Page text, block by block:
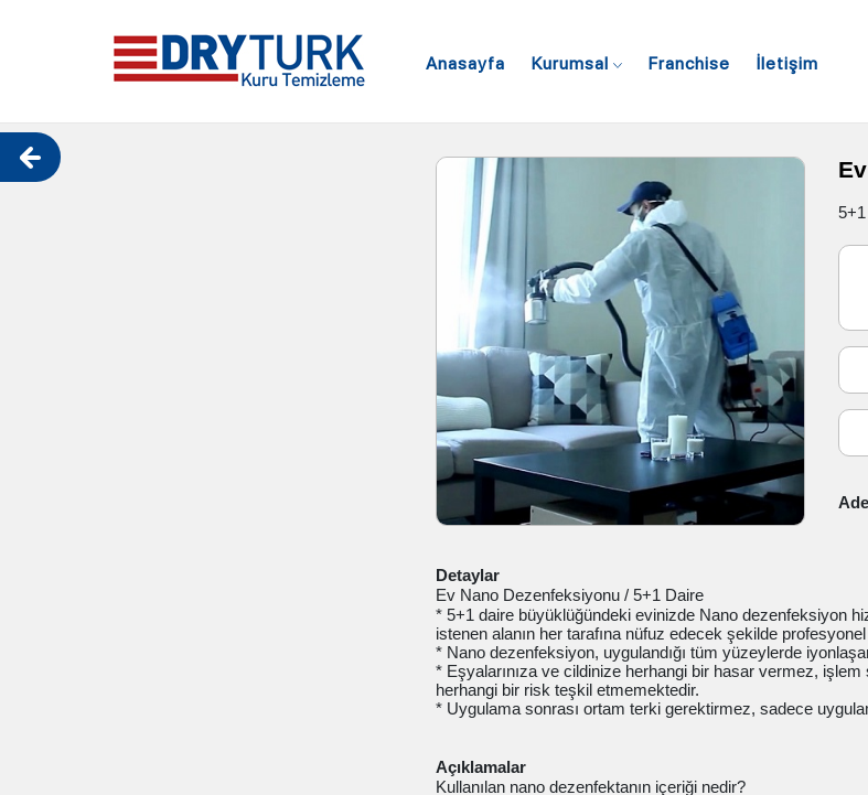
Anasayfa Kurumsal Franchise İletişim
Detaylar
Ev Nano Dezenfeksiyonu / 5+1 Daire
* 5+1 daire büyüklüğündeki evinizde Nano dezenfeksiyon
istenen alanın her tarafına nüfuz edecek şekilde
* Nano dezenfeksiyon, uygulandığı tüm yüzeylerde
* Eşyalarınıza ve cildinize herhangi bir hasar vermez,
herhangi bir risk teşkil etmemektedir.
* Uygulama sonrası ortam terki gerektirmez, sadece
Açıklamalar
Kullanılan nano dezenfektanın içeriği nedir?